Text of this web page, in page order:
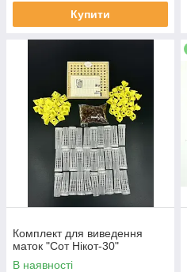
Купити
Комплект для виведення
маток "Сот Нікот-30"
В наявності